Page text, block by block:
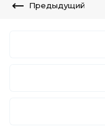
Предыдущий